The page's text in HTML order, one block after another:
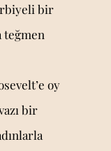
bir
teğmen
oy
bir